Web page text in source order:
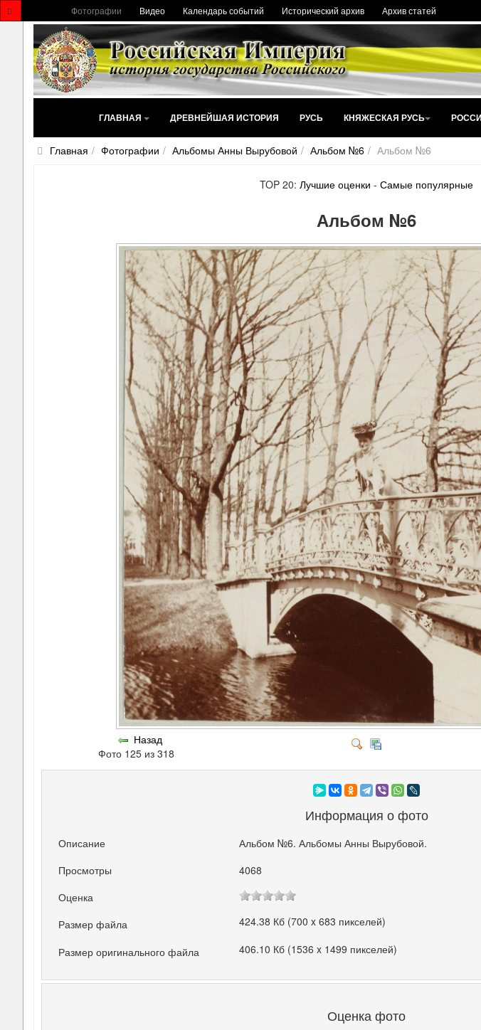
Фотографии Видео Календарь событий Исторический архив Архив статей
ГЛАВНАЯ ДРЕВНЕЙШАЯ ИСТОРИЯ РУСЬ КНЯЖЕСКАЯ РУСЬ
Главная Фотографии Альбомы Анны Вырубовой Альбом №6 Альбом №6
TOP 20:Лучшие оценки -Самые популярные
Альбом №6
Назад
Фото 125 из 318
Информация о фото
Описание
Альбом №6. Альбомы Анны Вырубовой.
Просмотры
4068
Оценка
Размер файла
424.38 Кб (700 x 683 пикселей)
Размер оригинального файла 406.10 Кб (1536 x 1499 пикселей)
Оценка фото